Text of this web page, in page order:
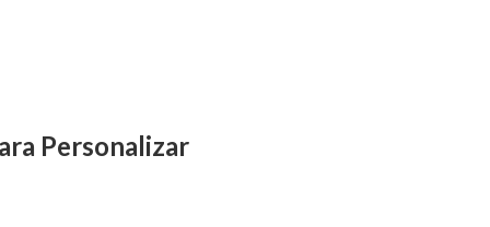
Personalizar